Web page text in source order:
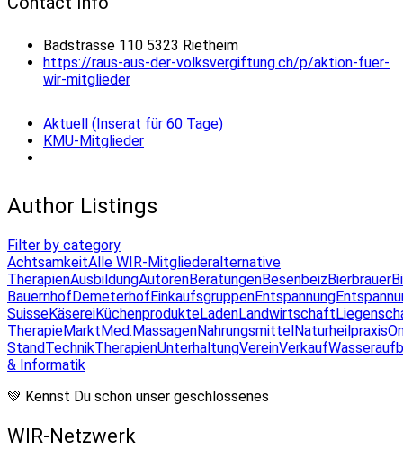
Badstrasse 110 5323 Rietheim
https://raus-aus-der-volksvergiftung.ch/p/aktion-fuer-
wir-mitglieder
Aktuell (Inserat für 60 Tage)
KMU-Mitglieder
Author Listings
Filter by category
AchtsamkeitAlle WIR-Mitgliederalternative
TherapienAusbildungAutorenBeratungenBesenbeizBierbrauer
BauernhofDemeterhofEinkaufsgruppenEntspannung
SuisseKäsereiKüchenprodukteLadenLandwirtschaft
TherapieMarktMed.MassagenNahrungsmittelNaturheilpraxis
StandTechnikTherapienUnterhaltungVereinVerkauf
& Informatik
💚 Kennst Du schon unser geschlossenes
WIR-Netzwerk